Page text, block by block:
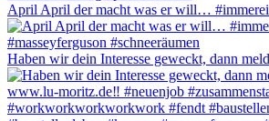
April April der macht was er will…
Haben wir dein Interesse geweckt, dann